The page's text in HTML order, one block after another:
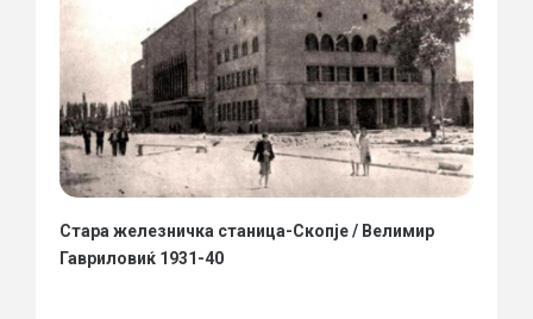
Стара железничка станица-Скопје / Велимир
Гавриловиќ 1931-40